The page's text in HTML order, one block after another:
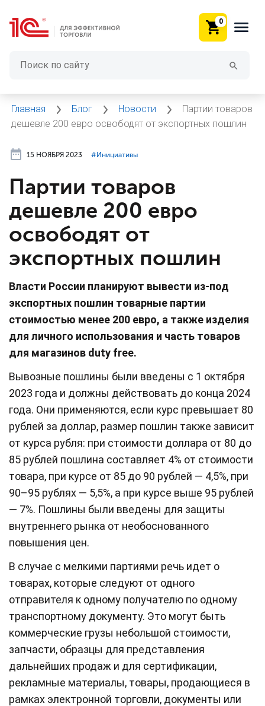
0
Главная Блог Новости
Партии товаров
дешевле 200 евро освободят от экспортных пошлин
15 НОЯБРЯ 2023 #⁣Инициативы
Партии товаров
дешевле 200 евро
освободят от
экспортных пошлин
Власти России планируют вывести из-под
экспортных пошлин товарные партии
стоимостью менее 200 евро, а также изделия
для личного использования и часть товаров
для магазинов duty free.
Вывозные пошлины были введены с 1 октября
2023 года и должны действовать до конца 2024
года. Они применяются, если курс превышает 80
рублей за доллар, размер пошлин также зависит
от курса рубля: при стоимости доллара от 80 до
85 рублей пошлина составляет 4% от стоимости
товара, при курсе от 85 до 90 рублей — 4,5%, при
90–95 рублях — 5,5%, а при курсе выше 95 рублей
— 7%. Пошлины были введены для защиты
внутреннего рынка от необоснованного
повышения цен.
В случае с мелкими партиями речь идет о
товарах, которые следуют от одного
отправителя к одному получателю по одному
транспортному документу. Это могут быть
коммерческие грузы небольшой стоимости,
запчасти, образцы для представления
дальнейших продаж и для сертификации,
рекламные материалы, товары, продающиеся в
рамках электронной торговли, документы или